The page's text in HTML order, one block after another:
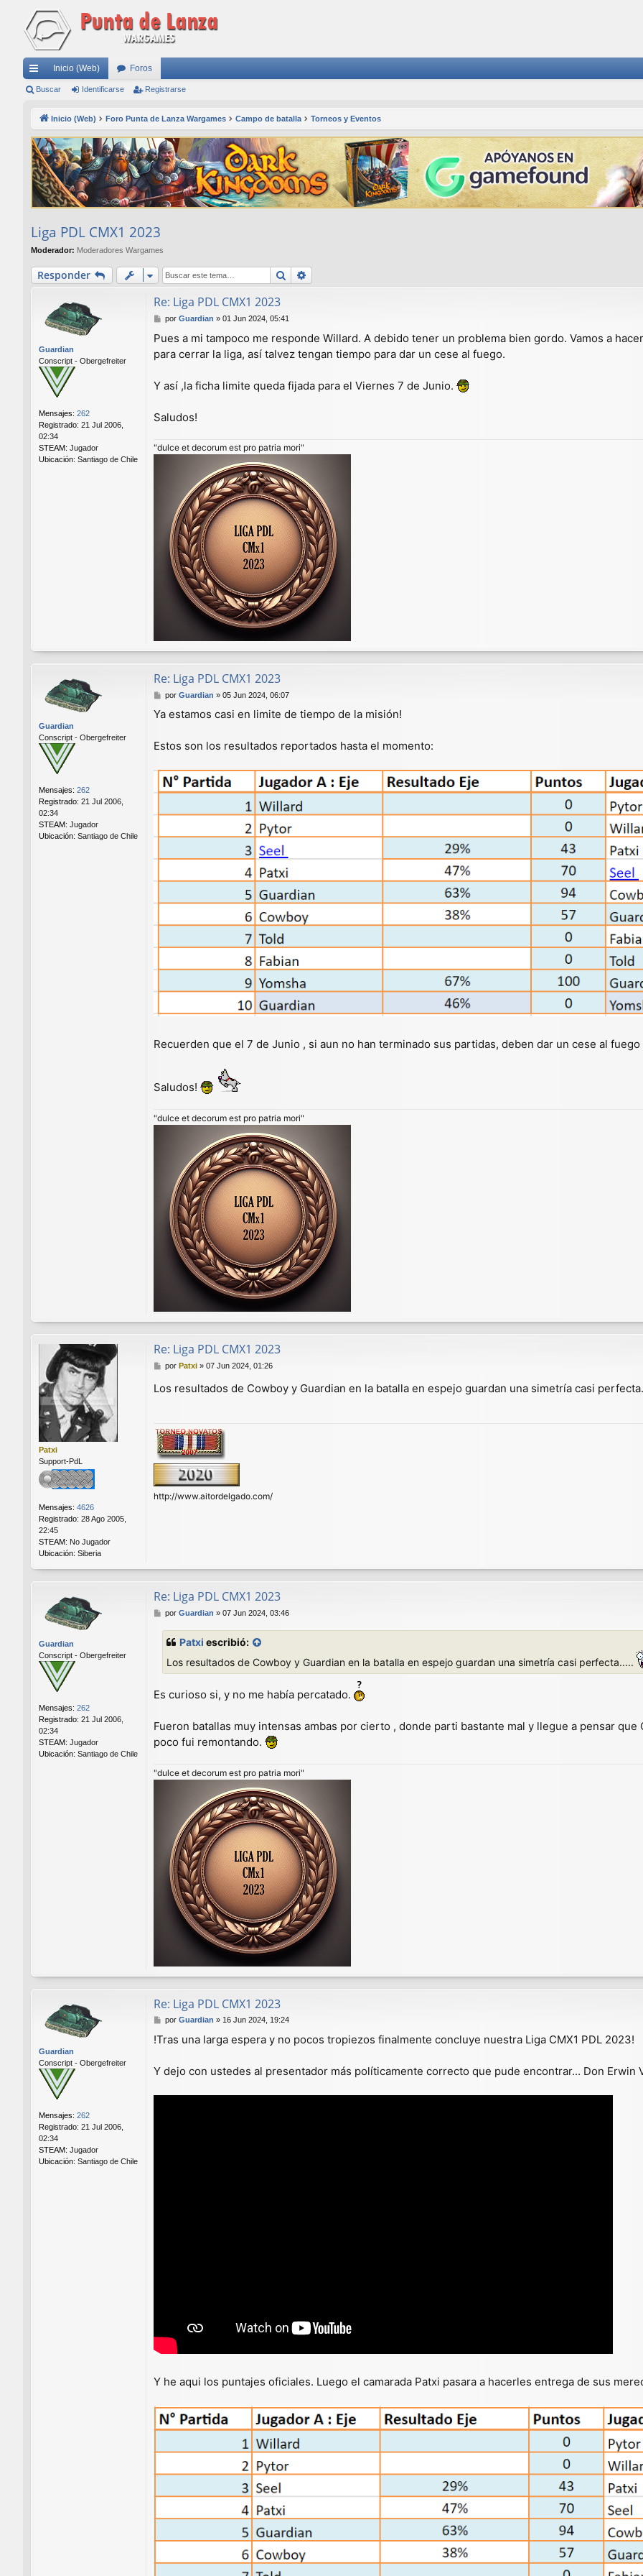
nl
rá
pi
do
Inicio (Web) Foros
Buscar Identificarse Registrarse
Inicio (Web) Foro Punta de Lanza Wargames Campo de batalla Torneos y Eventos
Liga PDL CMX1 2023
Moderador: Moderadores Wargames
Responder Buscar
Guardian
Conscript - Obergefreiter
Mensajes: 262
Registrado: 21 Jul 2006,
02:34
STEAM: Jugador
Ubicación: Santiago de Chile
Re: Liga PDL CMX1 2023
M
n
s
e
por Guardian » 01 Jun 2024, 05:41
Pues a mi tampoco me responde Willard. A debido tener un problema bien gordo. Vamos a
para cerrar la liga, así talvez tengan tiempo para dar un cese al fuego.
Y así ,la ficha limite queda fijada para el Viernes 7 de Junio.
Saludos!
"dulce et decorum est pro patria mori"
Guardian
Conscript - Obergefreiter
Mensajes: 262
Registrado: 21 Jul 2006,
02:34
STEAM: Jugador
Ubicación: Santiago de Chile
Re: Liga PDL CMX1 2023
M
n
j
por Guardian » 05 Jun 2024, 06:07
Ya estamos casi en limite de tiempo de la misión!
Estos son los resultados reportados hasta el momento:
Recuerden que el 7 de Junio , si aun no han terminado sus partidas, deben dar un cese al
Saludos!
"dulce et decorum est pro patria mori"
Patxi
Support-PdL
Mensajes: 4626
Registrado: 28 Ago 2005,
22:45
STEAM: No Jugador
Ubicación: Siberia
Re: Liga PDL CMX1 2023
M
n
e
por Patxi» 07 Jun 2024, 01:26
Los resultados de Cowboy y Guardian en la batalla en espejo guardan una simetría casi
http://www.aitordelgado.com/
Guardian
Conscript - Obergefreiter
Mensajes: 262
Registrado: 21 Jul 2006,
02:34
STEAM: Jugador
Ubicación: Santiago de Chile
Re: Liga PDL CMX1 2023
M
por Guardian » 07 Jun 2024, 03:46
Patxi escribió:
Los resultados de Cowboy y Guardian en la batalla en espejo guardan una simetría casi perfecta.....
Es curioso si, y no me había percatado.
Fueron batallas muy intensas ambas por cierto , donde parti bastante mal y llegue a pensar
poco fui remontando.
"dulce et decorum est pro patria mori"
Guardian
Conscript - Obergefreiter
Mensajes: 262
Registrado: 21 Jul 2006,
02:34
STEAM: Jugador
Ubicación: Santiago de Chile
Re: Liga PDL CMX1 2023
M
n
por Guardian » 16 Jun 2024, 19:24
!Tras una larga espera y no pocos tropiezos finalmente concluye nuestra Liga CMX1 PDL 2023!
Y dejo con ustedes al presentador más políticamente correcto que pude encontrar... Don Erwin
Y he aqui los puntajes oficiales. Luego el camarada Patxi pasara a hacerles entrega de sus